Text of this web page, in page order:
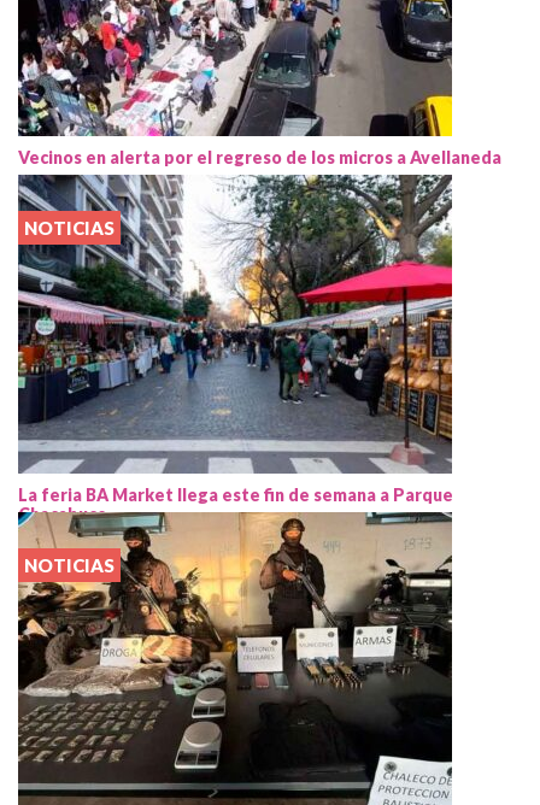
Vecinos en alerta por el regreso de los micros a Avellaneda
NOTICIAS
La feria BA Market llega este fin de semana a Parque
Chacabuco
NOTICIAS